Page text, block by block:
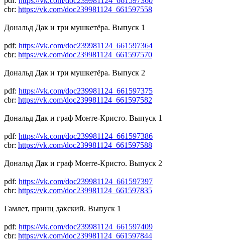
cbr: https://vk.com/doc239981124_661597558
Дональд Дак и три мушкетёра. Выпуск 1
pdf: https://vk.com/doc239981124_661597364
cbr: https://vk.com/doc239981124_661597570
Дональд Дак и три мушкетёра. Выпуск 2
pdf: https://vk.com/doc239981124_661597375
cbr: https://vk.com/doc239981124_661597582
Дональд Дак и граф Монте-Кристо. Выпуск 1
pdf: https://vk.com/doc239981124_661597386
cbr: https://vk.com/doc239981124_661597588
Дональд Дак и граф Монте-Кристо. Выпуск 2
pdf: https://vk.com/doc239981124_661597397
cbr: https://vk.com/doc239981124_661597835
Гамлет, принц дакский. Выпуск 1
pdf: https://vk.com/doc239981124_661597409
cbr: https://vk.com/doc239981124_661597844